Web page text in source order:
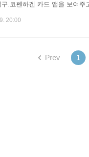
.코펜하겐 카드 앱을 보여
오고 기념품샵을 통과하면 야
20:00
Prev 1